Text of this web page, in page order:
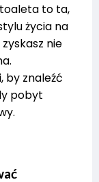
to ta,
życia na
nie
by znaleźć
pobyt